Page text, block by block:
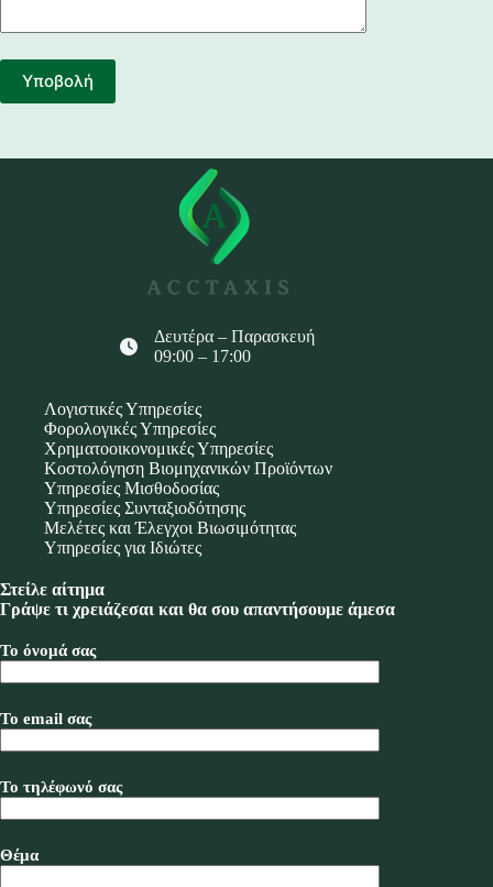
Δευτέρα – Παρασκευή
09:00 – 17:00
Λογιστικές Υπηρεσίες
Φορολογικές Υπηρεσίες
Χρηματοοικονομικές Υπηρεσίες
Κοστολόγηση Βιομηχανικών Προϊόντων
Υπηρεσίες Μισθοδοσίας
Υπηρεσίες Συνταξιοδότησης
Μελέτες και Έλεγχοι Βιωσιμότητας
Υπηρεσίες για Ιδιώτες
Στείλε αίτημα
Γράψε τι χρειάζεσαι και θα σου απαντήσουμε άμεσα
Το όνομά σας
Το email σας
Το τηλέφωνό σας
Θέμα